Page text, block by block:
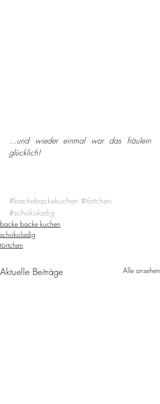
...und wieder einmal war das fräulein
glücklich!
#backebackekuchen #törtchen
#schokoladig
backe backe kuchen
schokoladig
törtchen
Aktuelle Beiträge Alle ansehen